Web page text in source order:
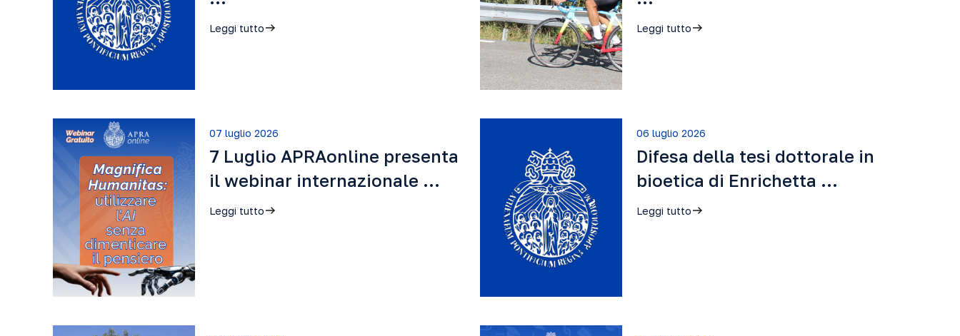
Leggi tutto Leggi tutto
07 luglio 2026
7 Luglio APRAonline presenta
il webinar internazionale …
Leggi tutto
06 luglio 2026
Difesa della tesi dottorale in
bioetica di Enrichetta …
Leggi tutto